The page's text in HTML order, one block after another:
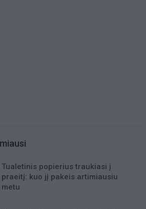
Tualetinis popierius traukiasi į
praeitį: kuo jį pakeis artimiausiu
metu